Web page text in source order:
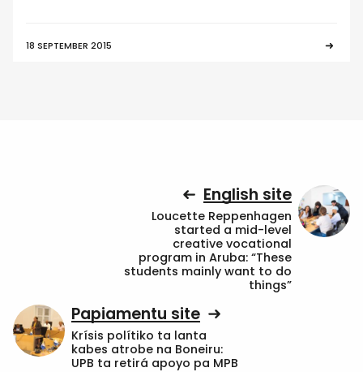
18 SEPTEMBER 2015
English site
Loucette Reppenhagen
started a mid-level
creative vocational
program in Aruba: “These
students mainly want to do
things”
Papiamentu site
Krísis polítiko ta lanta
kabes atrobe na Boneiru:
UPB ta retirá apoyo pa MPB